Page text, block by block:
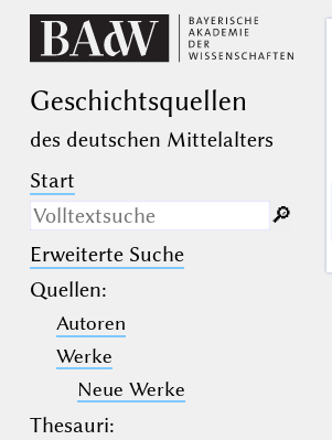
Geschichts­quellen
des deutschen Mittelalters
Start
Nur in Beschreibungs­texten
suchen
(der Unterstrich) ist Platzhalter für
genau ein Zeichen.
(das Prozentzeichen) ist Platzhalter
für kein, ein oder mehr als ein
Zeichen.
🔎︎
Erweiterte Suche
Quellen:
Autoren
Werke
Neue Werke
Thesauri: